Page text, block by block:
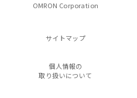
OMRON Corporation
サイトマップ
個人情報の
取り扱いについて